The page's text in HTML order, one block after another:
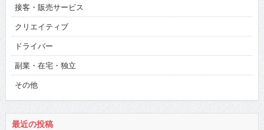
接客・販売サービス
クリエイティブ
ドライバー
副業・在宅・独立
その他
最近の投稿